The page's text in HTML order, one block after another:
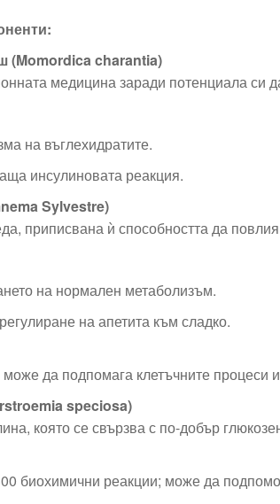
(Momordica charantia)
медицина заради потенциала си
на въглехидратите.
инсулиновата реакция.
Sylvestre)
приписвана ѝ способността да
на нормален метаболизъм.
на апетита към сладко.
да подпомага клетъчните процеси
speciosa)
която се свързва с по-добър
биохимични реакции; може да